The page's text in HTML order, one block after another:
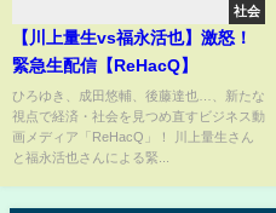
社会
【川上量生vs福永活也】激怒！
緊急生配信【ReHacQ】
ひろゆき、成田悠輔、後藤達也…、新たな
視点で経済・社会を見つめ直すビジネス動
画メディア「ReHacQ」！ 川上量生さん
と福永活也さんによる緊...